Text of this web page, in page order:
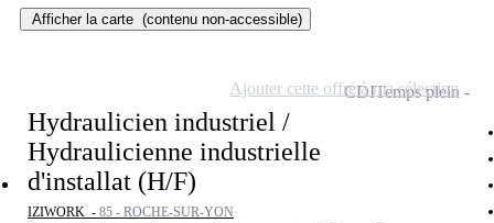
Afficher la carte (contenu non-accessible)
Hydraulicien industriel /
Hydraulicienne industrielle
d'installat (H/F)
IZIWORK - 85 - ROCHE-SUR-YON
CDITemps plein
Ajouter cette offre à ma sélection